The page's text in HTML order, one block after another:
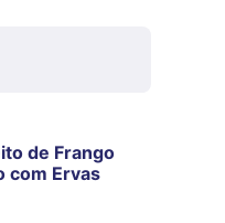
de Frango
com Ervas